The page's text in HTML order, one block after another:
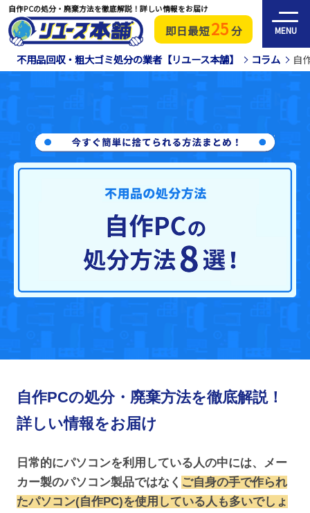
即日最短25分 MENU
自作PCの処分・廃棄方法を徹底解説！詳しい情報をお届け
不用品回収・粗大ゴミ処分の業者【リユース本舗】 コラム 自
自作PCの処分・廃棄方法を徹底解説！
詳しい情報をお届け
日常的にパソコンを利用している人の中には、メー
カー製のパソコン製品ではなく ご自身の手で作られ
たパソコン(自作PC)を使用している人も多いでしょ